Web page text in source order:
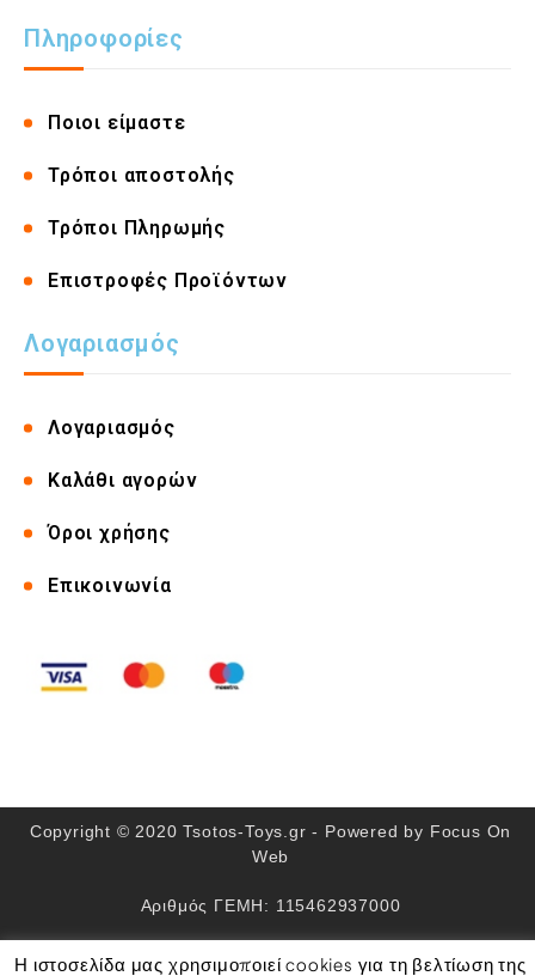
Πληροφορίες
Ποιοι είμαστε
Τρόποι αποστολής
Τρόποι Πληρωμής
Επιστροφές Προϊόντων
Λογαριασμός
Λογαριασμός
Καλάθι αγορών
Όροι χρήσης
Επικοινωνία
Copyright © 2020 Tsotos-Toys.gr - Powered by Focus On
Web
Αριθμός ΓΕΜΗ: 115462937000
Η ιστοσελίδα μας χρησιμοποιεί cookies για τη βελτίωση της